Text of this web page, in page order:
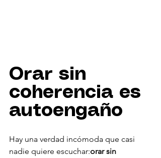
Orar sin
coherencia es
autoengaño
Hay una verdad incómoda que casi
nadie quiere escuchar:orar sin